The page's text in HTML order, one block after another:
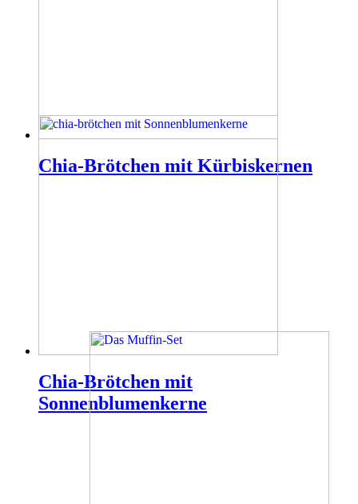
Chia-Brötchen mit Kürbiskernen
Chia-Brötchen mit
Sonnenblumenkerne